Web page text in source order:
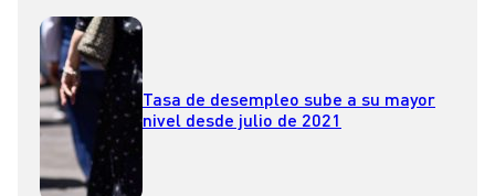
Tasa de desempleo sube a su mayor
nivel desde julio de 2021